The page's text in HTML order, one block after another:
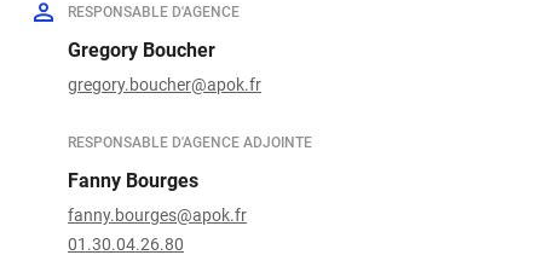
RESPONSABLE D'AGENCE
Gregory Boucher
gregory.boucher@apok.fr
RESPONSABLE D'AGENCE ADJOINTE
Fanny Bourges
fanny.bourges@apok.fr
01.30.04.26.80